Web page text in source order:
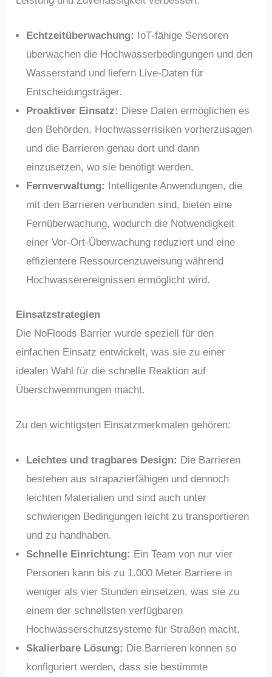
Echtzeitüberwachung:
IoT-fähige Sensoren
überwachen die Hochwasserbedingungen und den
Wasserstand und liefern Live-Daten für
Entscheidungsträger.
Proaktiver Einsatz: Diese Daten ermöglichen es
den Behörden, Hochwasserrisiken vorherzusagen
und die Barrieren genau dort und dann
einzusetzen, wo sie benötigt werden.
Fernverwaltung:
Intelligente Anwendungen, die
mit den Barrieren verbunden sind, bieten eine
Fernüberwachung, wodurch die Notwendigkeit
einer Vor-Ort-Überwachung reduziert und eine
effizientere Ressourcenzuweisung während
Hochwasserereignissen ermöglicht wird.
Einsatzstrategien
Die NoFloods Barrier wurde speziell für den
einfachen Einsatz entwickelt, was sie zu einer
idealen Wahl für die schnelle Reaktion auf
Überschwemmungen macht.
Zu den wichtigsten Einsatzmerkmalen gehören:
Leichtes und tragbares Design: Die Barrieren
bestehen aus strapazierfähigen und dennoch
leichten Materialien und sind auch unter
schwierigen Bedingungen leicht zu transportieren
und zu handhaben.
Schnelle Einrichtung: Ein Team von nur vier
Personen kann bis zu 1.000 Meter Barriere in
weniger als vier Stunden einsetzen, was sie zu
einem der schnellsten verfügbaren
Hochwasserschutzsysteme für Straßen macht.
Skalierbare Lösung: Die Barrieren können so
konfiguriert werden, dass sie bestimmte